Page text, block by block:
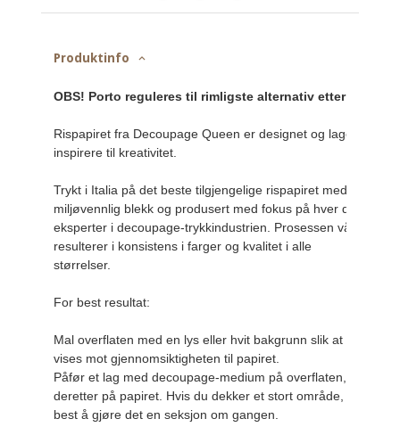
Produktinfo
OBS! Porto reguleres til rimligste alternativ etter
Rispapiret fra Decoupage Queen er designet og laget for å
inspirere til kreativitet.
Trykt i Italia på det beste tilgjengelige rispapiret med
miljøvennlig blekk og produsert med fokus på hver detalj av
eksperter i decoupage-trykkindustrien. Prosessen vår
resulterer i konsistens i farger og kvalitet i alle
størrelser.
For best resultat:
Mal overflaten med en lys eller hvit bakgrunn slik at bildet
vises mot gjennomsiktigheten til papiret.
Påfør et lag med decoupage-medium på overflaten, og legg
deretter på papiret. Hvis du dekker et stort område, er det
best å gjøre det en seksjon om gangen.